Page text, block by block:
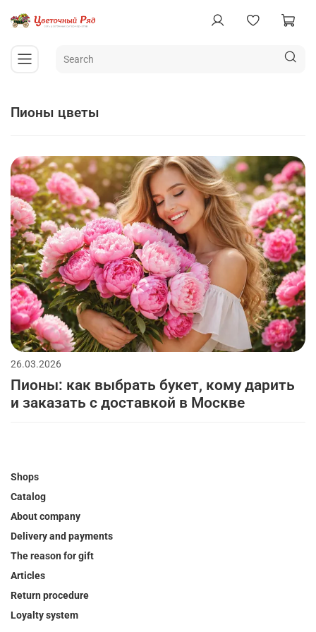
пионы цветы
26.03.2026
Пионы: как выбрать букет, кому дарить
и заказать с доставкой в Москве
Shops
Catalog
About company
Delivery and payments
The reason for gift
Articles
Return procedure
Loyalty system